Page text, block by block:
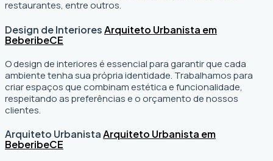
restaurantes, entre outros.
Design de InterioresArquiteto Urbanista em
BeberibeCE
O design de interiores é essencial para garantir que cada
ambiente tenha sua própria identidade. Trabalhamos para
criar espaços que combinam estética e funcionalidade,
respeitando as preferências e o orçamento de nossos
clientes.
Arquiteto UrbanistaArquiteto Urbanista em
BeberibeCE